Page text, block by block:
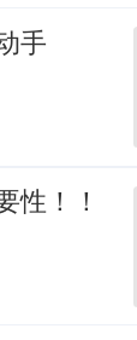
手
性！！